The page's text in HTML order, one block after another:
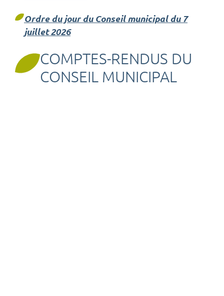
Ordre du jour du Conseil municipal du 7
juillet 2026
COMPTES-RENDUS DU
CONSEIL MUNICIPAL